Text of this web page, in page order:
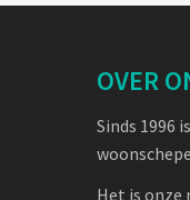
OVER
Sinds 1996
Het is onze